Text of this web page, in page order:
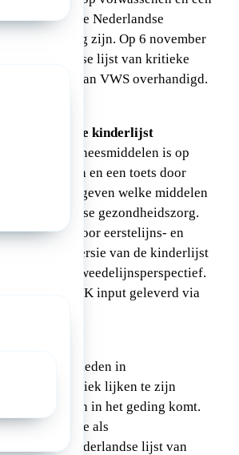
die voor de Nederlandse
groot belang zijn. Op 6 november
de Nederlandse lijst van kritieke
de minister van VWS overhandigd.
voor de kinderlijst
van geneesmiddelen is op
bronnen en een toets door
aangegeven welke middelen
Nederlandse gezondheidszorg.
beoordeeld door eerstelijns- en
De huidige versie van de kinderlijst
vanuit het tweedelijnsperspectief.
heeft de NVK input geleverd via
inzicht te bieden in
het meest kritiek lijken te zijn
ervan in het geding komt.
specialistische als
De Nederlandse lijst van